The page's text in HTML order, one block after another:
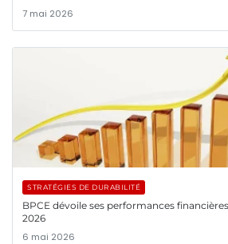
7 mai 2026
STRATÉGIES DE DURABILITÉ
BPCE dévoile ses performances
2026
6 mai 2026